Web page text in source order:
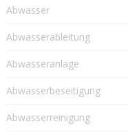
Abwasser
Abwasserableitung
Abwasseranlage
Abwasserbeseitigung
Abwasserreinigung